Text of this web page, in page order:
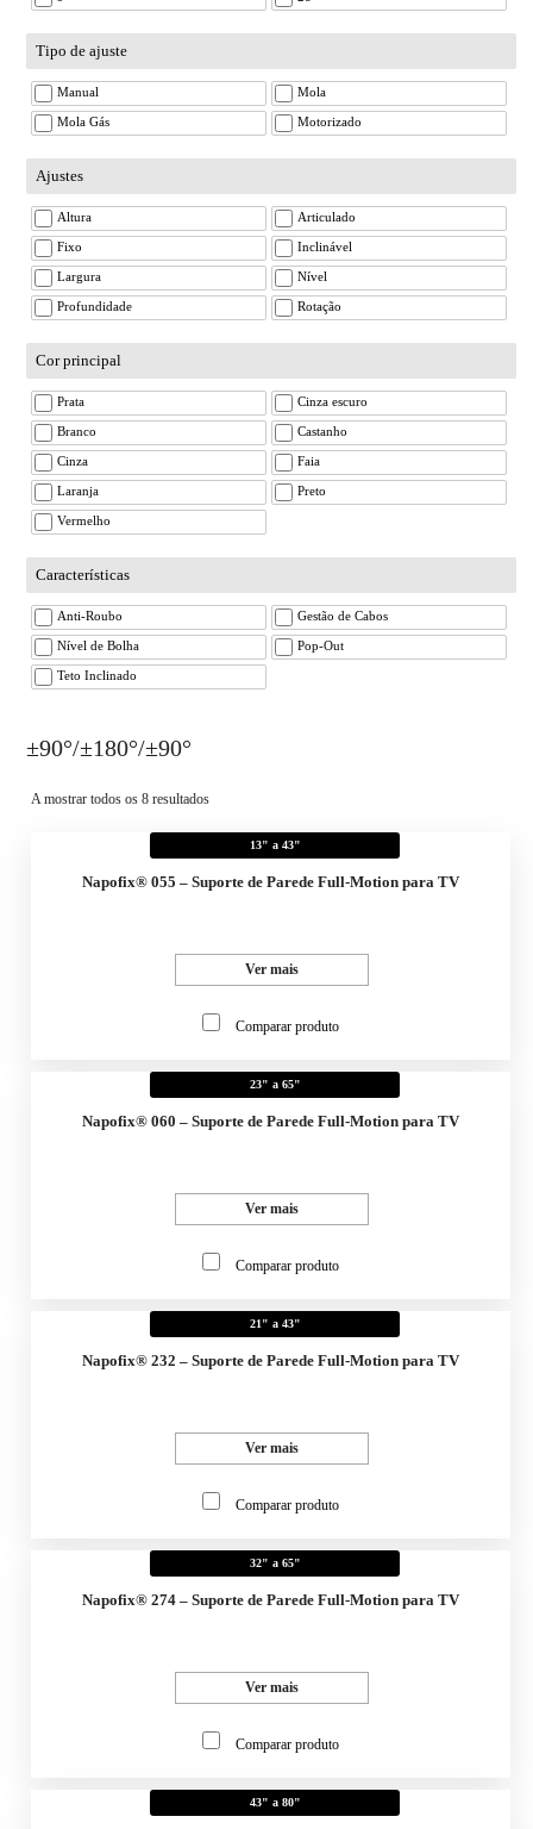
Tipo de ajuste
Manual Mola
Mola Gás Motorizado
Ajustes
Altura Articulado
Fixo Inclinável
Largura Nível
Profundidade Rotação
Cor principal
Prata Cinza escuro
Branco Castanho
Cinza Faia
Laranja Preto
Vermelho
Características
Anti-Roubo Gestão de Cabos
Nível de Bolha Pop-Out
Teto Inclinado
±90°/±180°/±90°
A mostrar todos os 8 resultados
13" a 43"
Napofix® 055 – Suporte de Parede Full-Motion para TV
Ver mais
Comparar produto
23" a 65"
Napofix® 060 – Suporte de Parede Full-Motion para TV
Ver mais
Comparar produto
21" a 43"
Napofix® 232 – Suporte de Parede Full-Motion para TV
Ver mais
Comparar produto
32" a 65"
Napofix® 274 – Suporte de Parede Full-Motion para TV
Ver mais
Comparar produto
43" a 80"